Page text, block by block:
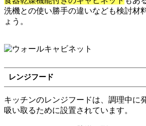
洗機との使い勝手の違いなども検討材
ょう。
レンジフード
キッチンのレンジフードは、調理中に
吸い取るために設置されています。